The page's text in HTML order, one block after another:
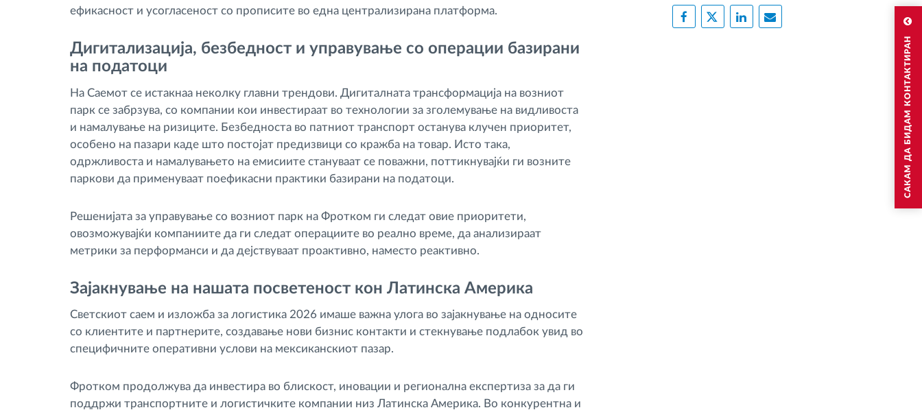
САКАМ ДА БИДАМ КОНТАКТИРАН
ефикасност и усогласеност со прописите во една централизирана платформа.
Дигитализација, безбедност и управување со операции базирани
на податоци
На Саемот се истакнаа неколку главни трендови. Дигиталната трансформација на возниот
парк се забрзува, со компании кои инвестираат во технологии за зголемување на видливоста
и намалување на ризиците. Безбедноста во патниот транспорт останува клучен приоритет,
особено на пазари каде што постојат предизвици со кражба на товар. Исто така,
одржливоста и намалувањето на емисиите стануваат се поважни, поттикнувајќи ги возните
паркови да применуваат поефикасни практики базирани на податоци.
Решенијата за управување со возниот парк на Фротком ги следат овие приоритети,
овозможувајќи компаниите да ги следат операциите во реално време, да анализираат
метрики за перформанси и да дејствуваат проактивно, наместо реактивно.
Зајакнување на нашата посветеност кон Латинска Америка
Светскиот саем и изложба за логистика 2026 имаше важна улога во зајакнување на односите
со клиентите и партнерите, создавање нови бизнис контакти и стекнување подлабок увид во
специфичните оперативни услови на мексиканскиот пазар.
Фротком продолжува да инвестира во блискост, иновации и регионална експертиза за да ги
поддржи транспортните и логистичките компании низ Латинска Америка. Во конкурентна и